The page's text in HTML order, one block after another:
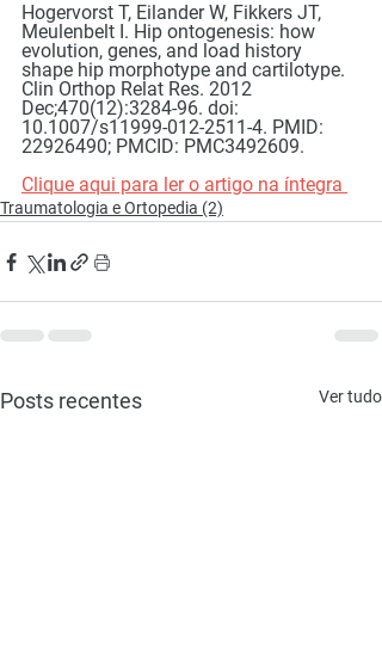
Hogervorst T, Eilander W, Fikkers JT,
Meulenbelt I. Hip ontogenesis: how
evolution, genes, and load history
shape hip morphotype and cartilotype.
Clin Orthop Relat Res. 2012
Dec;470(12):3284-96. doi:
10.1007/s11999-012-2511-4. PMID:
22926490; PMCID: PMC3492609.
Clique aqui para ler o artigo na íntegra
Traumatologia e Ortopedia (2)
Posts recentes Ver tudo